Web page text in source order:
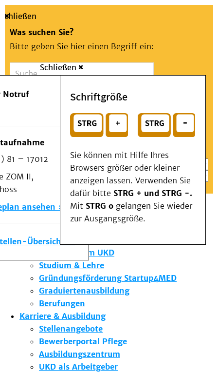
Suche
Schließen
Was suchen Sie?
Bitte geben Sie hier einen Begriff ein:
Suchen
oder
Wählen Sie ein Thema für Ihren Schnelleinstieg
Notfall
Schließen
Notruf
81 – 17012
ZOM II,
ansehen
Übersicht
Schriftgröße
Sie können mit Hilfe Ihres
Browsers größer oder kleiner
anzeigen lassen. Verwenden Sie
dafür bitte STRG + und STRG -.
Mit STRG o gelangen Sie wieder
zur Ausgangsgröße.
Menü
Patienten & Besucher
Kliniken/Institute/Zentren
Als Patient am UKD
Beratung und Unterstützung
Veranstaltungen
Kommunikation im Medizinwesen (KIM)
Notfall
Forschung & Lehre
Die Institute des UKD
Forschung am UKD
Studium & Lehre
Gründungsförderung Startup4MED
Graduiertenausbildung
Berufungen
Karriere & Ausbildung
Stellenangebote
Bewerberportal Pflege
Ausbildungszentrum
UKD als Arbeitgeber